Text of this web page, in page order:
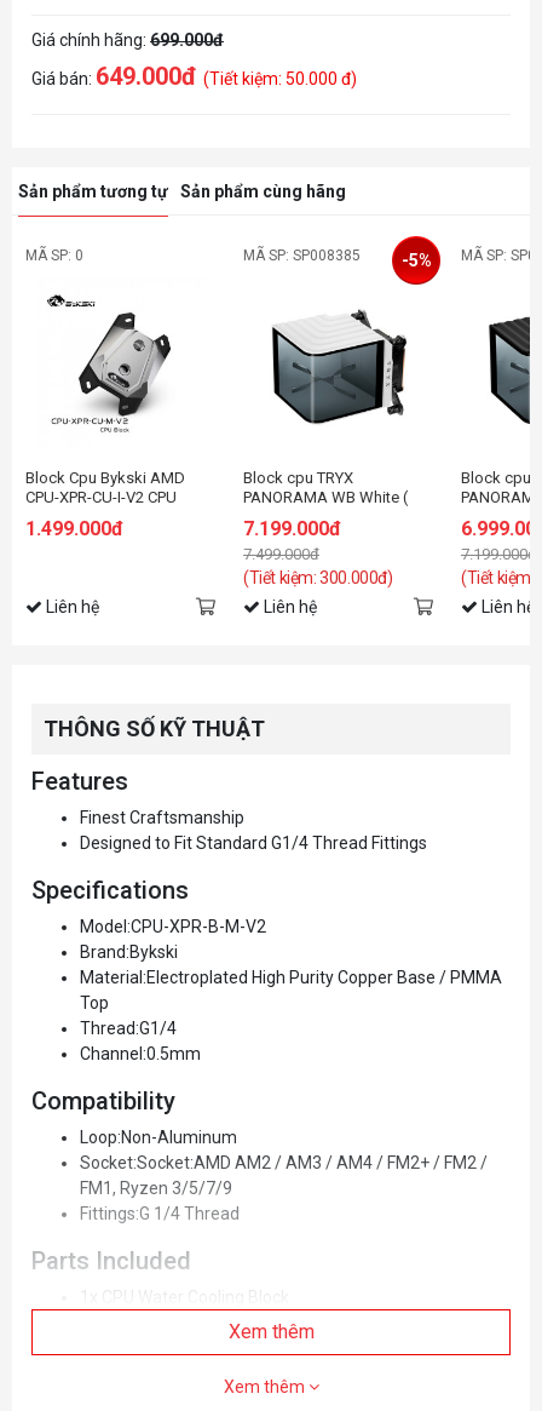
Giá chính hãng: 699.000đ
Giá bán: 649.000đ (Tiết kiệm: 50.000 đ)
Sản phẩm tương tự Sản phẩm cùng hãng
MÃ SP: 0
Block Cpu Bykski AMD
CPU-XPR-CU-I-V2 CPU
Metal
1.499.000đ
Liên hệ
MÃ SP: SP008385
Block cpu TRYX
PANORAMA WB White (
7.199.000đ
7.499.000đ
(Tiết kiệm: 300.000đ)
-5%
Liên hệ
MÃ SP:
Block cpu
7.199.000đ
(Tiết kiệm:
Liên hệ
THÔNG SỐ KỸ THUẬT
Features
Finest Craftsmanship
Designed to Fit Standard G1/4 Thread Fittings
Specifications
Model:CPU-XPR-B-M-V2
Brand:Bykski
Material:Electroplated High Purity Copper Base / PMMA
Top
Thread:G1/4
Channel:0.5mm
Compatibility
Loop:Non-Aluminum
Socket:Socket:AMD AM2 / AM3 / AM4 / FM2+ / FM2 /
FM1, Ryzen 3/5/7/9
Fittings:G 1/4 Thread
Parts Included
1x CPU Water Cooling Block
1x Mounting HardwareXem thêm
Xem thêm